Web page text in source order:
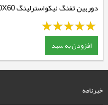
دوربین تفنگ نیکواسترلینگ 10.50X60
افزودن به سبد
خبرنامه